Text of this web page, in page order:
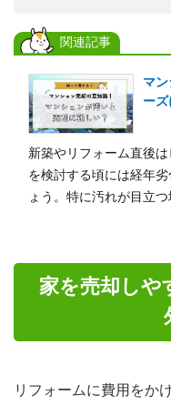
関連記事
マ
ーズ
新築やリフォーム直後
を検討する頃には経年
ょう。特に汚れが目立
家を売却しや
リフォームに費用をか